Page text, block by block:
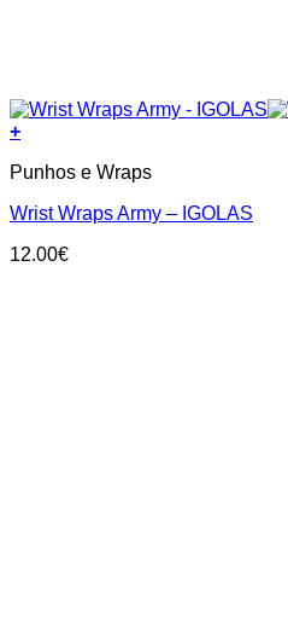
+
Punhos e Wraps
Wrist Wraps Army – IGOLAS
12.00€